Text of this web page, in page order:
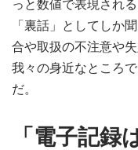
っと数値で表現され
「裏話」としてしか
合や取扱の不注意や
我々の身近なところ
だ。
「電子記録